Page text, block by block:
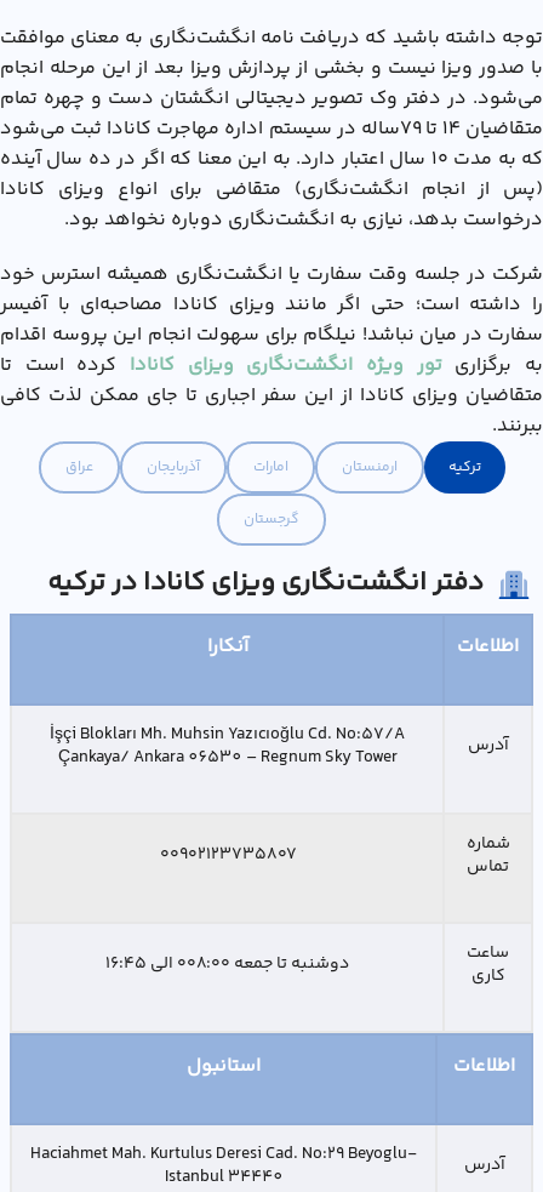
توجه داشته باشید که دریافت نامه انگشت‌نگاری به معنای موافقت
با صدور ویزا نیست و بخشی از پردازش ویزا بعد از این مرحله انجام
می‌شود. در دفتر وک تصویر دیجیتالی انگشتان دست و چهره تمام
متقاضیان ۱۴ تا ۷۹ساله در سیستم اداره مهاجرت کانادا ثبت می‌شود
که به مدت ۱۰ سال اعتبار دارد. به این معنا که اگر در ده سال آینده
(پس از انجام انگشت‌نگاری) متقاضی برای انواع ویزای کانادا
درخواست بدهد، نیازی به انگشت‌نگاری دوباره نخواهد بود.
شرکت در جلسه وقت سفارت یا انگشت‌نگاری همیشه استرس خود
را داشته است؛ حتی اگر مانند ویزای کانادا مصاحبه‌ای با آفیسر
سفارت در میان نباشد! نیلگام برای سهولت انجام این پروسه اقدام
به برگزاریتور ویژه انگشت‌نگاری ویزای کانادا کرده است تا
متقاضیان ویزای کانادا از این سفر اجباری تا جای ممکن لذت کافی
ببرنند.
ترکیه ارمنستان امارات آذربایجان عراق
گرجستان
دفتر انگشت‌نگاری ویزای کانادا در ترکیه
اطلاعات آنکارا
آدرس
İşçi Blokları Mh. Muhsin Yazıcıoğlu Cd. No:57/A
Çankaya/ Ankara 06530 – Regnum Sky Tower
شماره
تماس
۰۰۹۰۲۱۲۳۷۳۵۸۰۷
ساعت
کاری
دوشنبه تا جمعه ۰۰۸:۰۰ الی ۱۶:۴۵
اطلاعات استانبول
آدرس
Haciahmet Mah. Kurtulus Deresi Cad. No:29 Beyoglu-
Istanbul 34440